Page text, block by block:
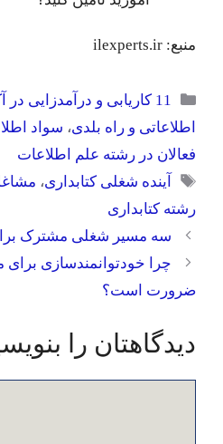
منبع: ilexperts.ir
دسته‌ها
11 کاریابی و درآمدزایی در آکادمیا
اطلاعاتی و راه بلدی، سواد
فعالان در رشته علم اطلاعات
برچسب‌ها
آینده شغلی کتابداری،
رشته کتابداری
سه مسیر شغلی مشترک
چرا خودتوانمندسازی
ضرورت است؟
دیدگاهتان را